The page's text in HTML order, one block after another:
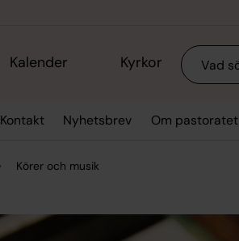
Kalender Kyrkor Sök
Kontakt Nyhetsbrev Om pastoratet
Körer och musik